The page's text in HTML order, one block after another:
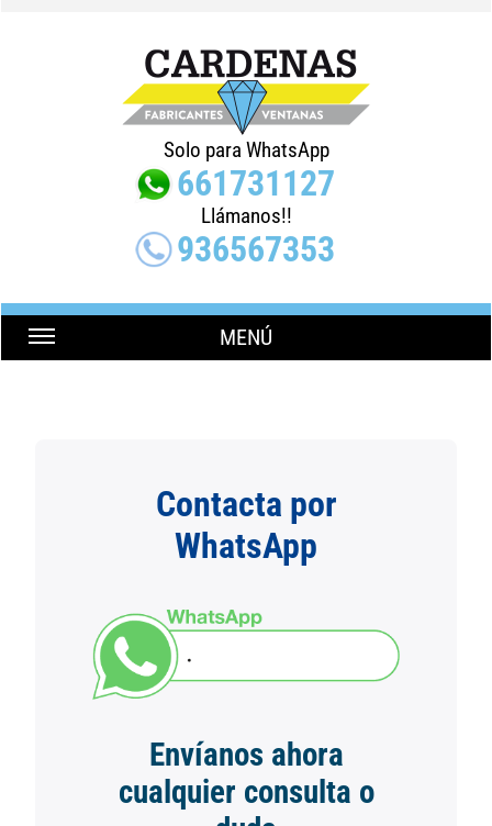
Solo para WhatsApp
661731127
Llámanos!!
936567353
MENÚ
Contacta por
WhatsApp
Envíanos ahora
cualquier consulta o